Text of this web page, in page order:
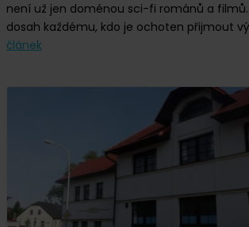
není už jen doménou sci-fi románů a filmů.
dosah každému, kdo je ochoten přijmout
článek